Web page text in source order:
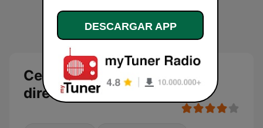
Cerdanyola 105.3 FM en
directo
DESCARGAR APP